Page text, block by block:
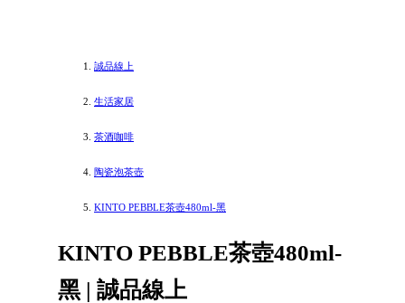
誠品線上
生活家居
茶酒咖啡
陶瓷泡茶壺
KINTO PEBBLE茶壺480ml-黑
KINTO PEBBLE茶壺480ml-
黑 | 誠品線上